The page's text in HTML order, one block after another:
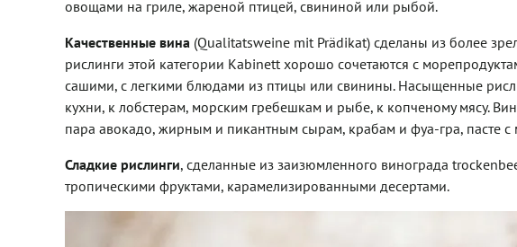
овощами на гриле, жареной птицей, свининой или рыбой.
Качественные вина (Qualitatsweine mit Prädikat) сделаны из более
рислинги этой категории Kabinett хорошо сочетаются с
сашими, с легкими блюдами из птицы или свинины. Насыщенные
кухни, к лобстерам, морским гребешкам и рыбе, к копченому мясу.
пара авокадо, жирным и пикантным сырам, крабам и фуа-гра, пасте с
Сладкие рислинги, сделанные из заизюмленного винограда
тропическими фруктами, карамелизированными десертами.